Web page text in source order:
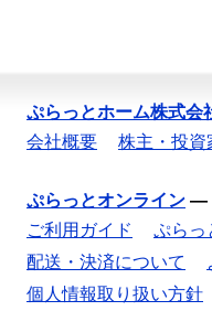
ぷらっとホーム株式会
会社概要
株主・投資
ぷらっとオンライン —
ご利用ガイド
ぷらっ
配送・決済について
個人情報取り扱い方針